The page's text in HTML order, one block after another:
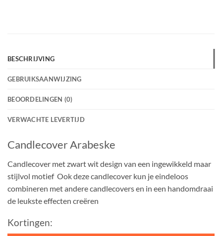
BESCHRIJVING
GEBRUIKSAANWIJZING
BEOORDELINGEN (0)
VERWACHTE LEVERTIJD
Candlecover Arabeske
Candlecover met zwart wit design van een ingewikkeld maar
stijlvol motief Ook deze candlecover kun je eindeloos
combineren met andere candlecovers en in een handomdraai
de leukste effecten creëren
Kortingen: